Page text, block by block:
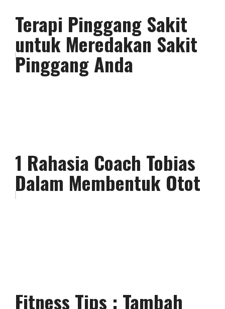
Terapi Pinggang Sakit
untuk Meredakan Sakit
Pinggang Anda
1 Rahasia Coach Tobias
Dalam Membentuk Otot
Fitness Tips : Tambah